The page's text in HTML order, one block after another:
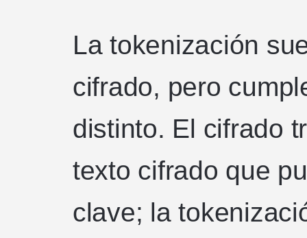
La tokenización
cifrado, pero
distinto. El cifrado
texto cifrado que
clave; la